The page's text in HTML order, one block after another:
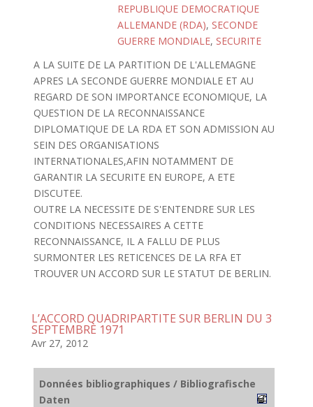
REPUBLIQUE DEMOCRATIQUE
ALLEMANDE (RDA), SECONDE
GUERRE MONDIALE, SECURITE
A LA SUITE DE LA PARTITION DE L'ALLEMAGNE
APRES LA SECONDE GUERRE MONDIALE ET AU
REGARD DE SON IMPORTANCE ECONOMIQUE, LA
QUESTION DE LA RECONNAISSANCE
DIPLOMATIQUE DE LA RDA ET SON ADMISSION AU
SEIN DES ORGANISATIONS
INTERNATIONALES,AFIN NOTAMMENT DE
GARANTIR LA SECURITE EN EUROPE, A ETE
DISCUTEE.
OUTRE LA NECESSITE DE S'ENTENDRE SUR LES
CONDITIONS NECESSAIRES A CETTE
RECONNAISSANCE, IL A FALLU DE PLUS
SURMONTER LES RETICENCES DE LA RFA ET
TROUVER UN ACCORD SUR LE STATUT DE BERLIN.
L’ACCORD QUADRIPARTITE SUR BERLIN DU 3
SEPTEMBRE 1971
Avr 27, 2012
Données bibliographiques / Bibliografische
Daten